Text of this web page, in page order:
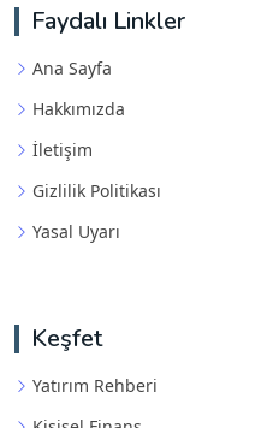
Faydalı Linkler
Ana Sayfa
Hakkımızda
İletişim
Gizlilik Politikası
Yasal Uyarı
Keşfet
Yatırım Rehberi